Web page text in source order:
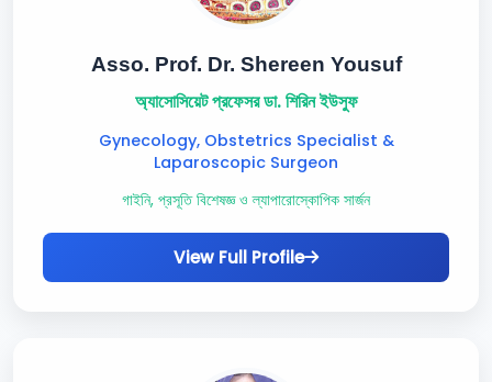
Asso. Prof. Dr. Shereen Yousuf
অ্যাসোসিয়েট প্রফেসর ডা. শিরিন ইউসুফ
Gynecology, Obstetrics Specialist &
Laparoscopic Surgeon
গাইনি, প্রসূতি বিশেষজ্ঞ ও ল্যাপারোস্কোপিক সার্জন
View Full Profile